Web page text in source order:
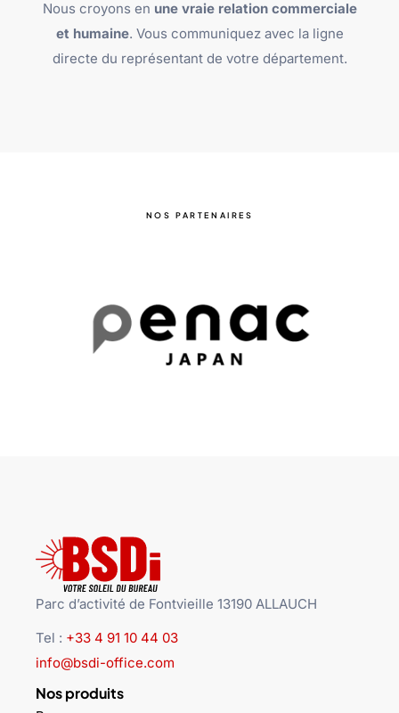
Nous croyons en une vraie relation commerciale
et humaine. Vous communiquez avec la ligne
directe du représentant de votre département.
NOS PARTENAIRES
Parc d’activité de Fontvieille 13190 ALLAUCH
Tel : +33 4 91 10 44 03
info@bsdi-office.com
Nos produits